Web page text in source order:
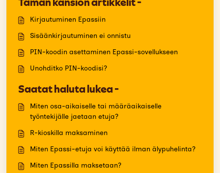
Kirjautuminen Epassiin
Sisäänkirjautuminen ei onnistu
PIN-koodin asettaminen Epassi-sovellukseen
Unohditko PIN-koodisi?
Saatat haluta lukea -
Miten osa-aikaiselle tai määräaikaiselle
työntekijälle jaetaan etuja?
R-kioskilla maksaminen
Miten Epassi-etuja voi käyttää ilman älypuhelinta?
Miten Epassilla maksetaan?